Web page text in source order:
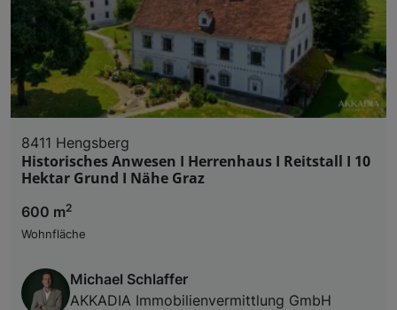
8411 Hengsberg
Historisches Anwesen I Herrenhaus I Reitstall I 10
Hektar Grund I Nähe Graz
600 m2
Wohnfläche
Michael Schlaffer
AKKADIA Immobilienvermittlung GmbH